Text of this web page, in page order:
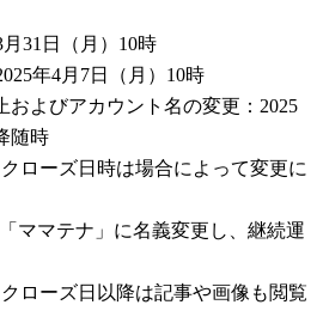
31日（月）10時
年4月7日（月）10時
およびアカウント名の変更：2025
随時
ローズ日時は場合によって変更に
ママテナ」に名義変更し、継続運
ローズ日以降は記事や画像も閲覧